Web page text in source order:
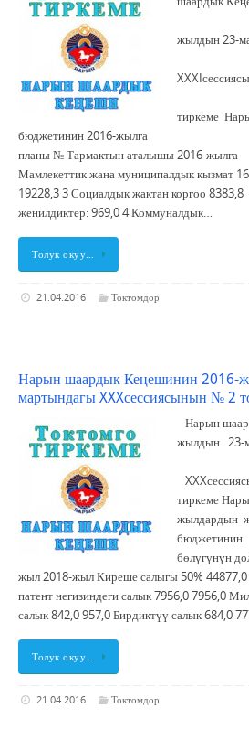
жылдын 23-
тиркеме
бюджетинин 2016-жылга
планы № Тармактын аталышы
Мамлекеттик жана муниципалдык кызмат
19228,3 3 Социалдык жактан коргоо
женилдиктер: 969,0 4 Коммуналдык…
Толук окуу…
21.04.2016 Токтомдор
Нарын шаардык Кеңешинин 2016-
мартындагы XXXсессиясынын № 2
Нарын
жылдын 23-
тиркеме
жылдардын
бөлүгүнүн
жыл 2018-жыл Киреше салыгы 50%
патент негизиндеги салык 7956,0 7956,0
салык 842,0 957,0 Бирдиктүү салык 684,0
Толук окуу…
21.04.2016 Токтомдор